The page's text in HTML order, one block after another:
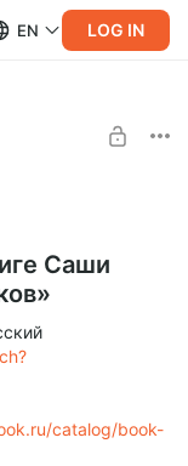
EN LOG IN
Саши
catalog/book-